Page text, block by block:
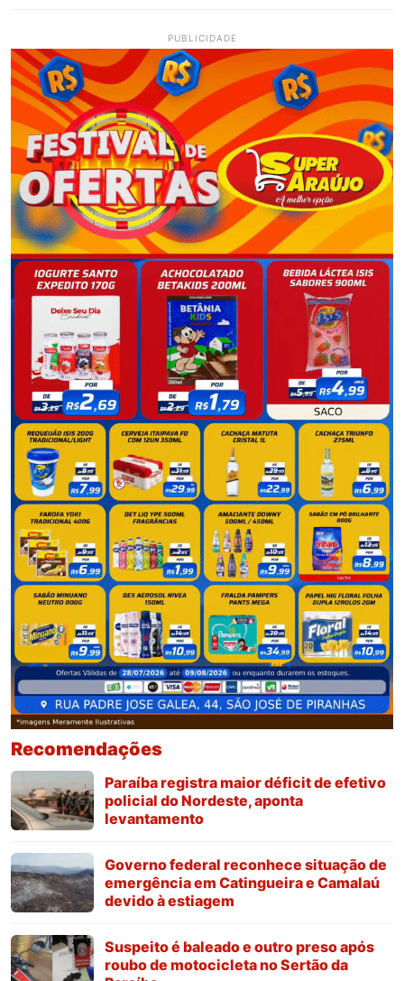
PUBLICIDADE
Recomendações
Paraíba registra maior déficit de efetivo
policial do Nordeste, aponta
levantamento
Governo federal reconhece situação de
emergência em Catingueira e Camalaú
devido à estiagem
Suspeito é baleado e outro preso após
roubo de motocicleta no Sertão da